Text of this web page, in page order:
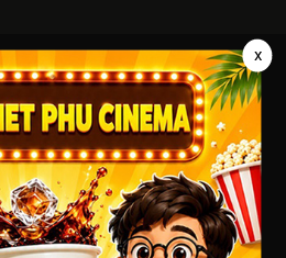
x
VỤ NGUỒN MỚI
- cấp ngày : 19/04/2012 tại Sở
Phường 7, Thành phố Vũng